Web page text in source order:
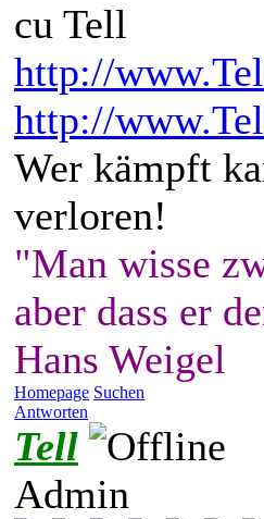
cu Tell
http://
http://
Wer kämpft
verloren!
"Man wisse
aber dass er
Hans Weigel
Homepage Suchen
Antworten
Tell
Admin